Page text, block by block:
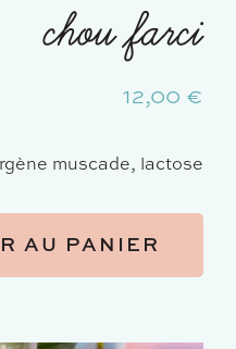
chou farci
12,00 €
muscade, lactose
AU PANIER